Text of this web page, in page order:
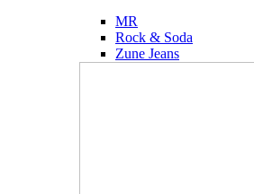
MR
Rock & Soda
Zune Jeans